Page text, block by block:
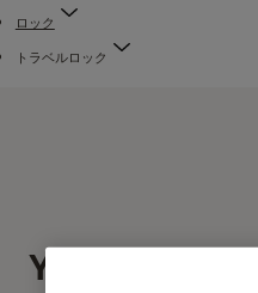
ロック
トラベルロック
YP2/23/128/7